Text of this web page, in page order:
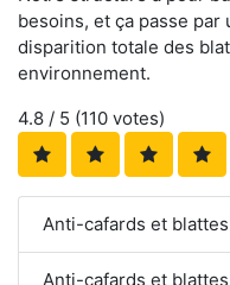
besoins, et ça passe par
disparition totale des
environnement.
4.8 / 5 (110 votes)
Anti-cafards et
Anti-cafards et